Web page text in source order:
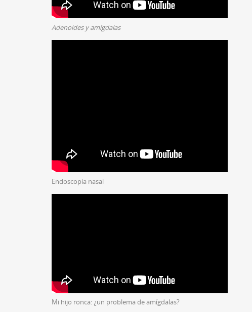
Adenoides y amígdalas
Endoscopia nasal
Mi hijo ronca: ¿un problema de amígdalas?